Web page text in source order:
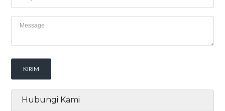
Hubungi Kami